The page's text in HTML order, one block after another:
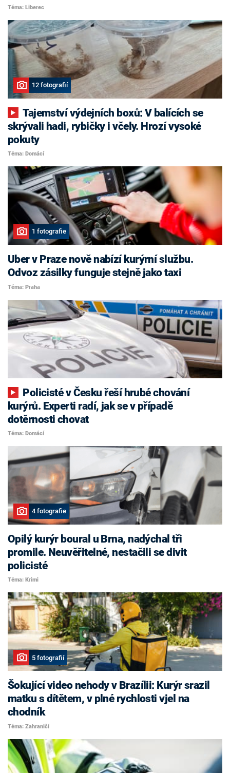
Téma: Liberec
12 fotografií
Tajemství výdejních boxů: V balících se
skrývali hadi, rybičky i včely. Hrozí vysoké
pokuty
Téma: Domácí
1 fotografie
Uber v Praze nově nabízí kurýrní službu.
Odvoz zásilky funguje stejně jako taxi
Téma: Praha
kurýrů. Experti radí, jak se v případě
dotěrnosti chovat
Téma: Domácí
4 fotografie
Opilý kurýr boural u Brna, nadýchal tři
promile. Neuvěřitelné, nestačili se divit
policisté
Téma: Krimi
5 fotografií
Šokující video nehody v Brazílii: Kurýr srazil
matku s dítětem, v plné rychlosti vjel na
chodník
Téma: Zahraničí